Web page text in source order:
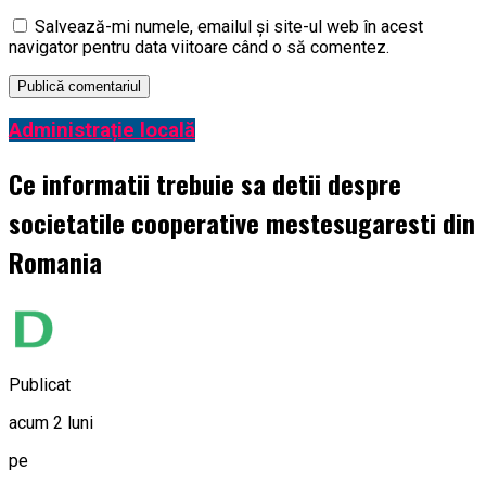
Salvează-mi numele, emailul și site-ul web în acest
navigator pentru data viitoare când o să comentez.
Administrație locală
Ce informatii trebuie sa detii despre
societatile cooperative mestesugaresti din
Romania
Publicat
acum 2 luni
pe